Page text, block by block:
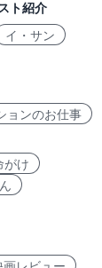
ト紹介
イ・サン
ョンのお仕事
がけ